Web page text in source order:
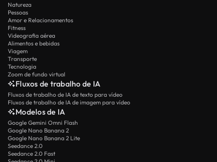
Natureza
Pessoas
Amor e Relacionamentos
Fitness
Videografia aérea
Alimentos e bebidas
Viagem
Transporte
Tecnologia
Zoom de fundo virtual
Fluxos de trabalho de IA
Fluxos de trabalho de IA de texto para vídeo
Fluxos de trabalho de IA de imagem para vídeo
Modelos de IA
Google Gemini Omni Flash
Google Nano Banana 2
Google Nano Banana 2 Lite
Seedance 2.0
Seedance 2.0 Fast